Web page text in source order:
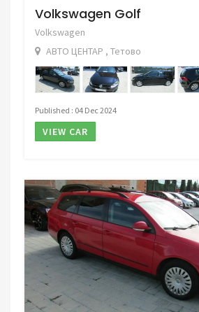
Volkswagen Golf
Volkswagen
АВТО ЦЕНТАР , Тетово
Published : 04 Dec 2024
VIEW CAR